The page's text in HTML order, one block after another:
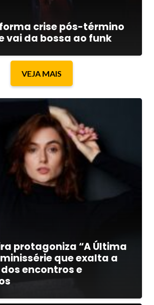
crise pós-término
vai da bossa ao funk
VEJA MAIS
protagoniza “A Última
que exalta a
encontros e